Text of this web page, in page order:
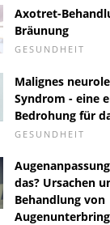
Axotret-
Bräunung
GESUNDHEIT
Malignes
Syndrom - eine
Bedrohung für
GESUNDHEIT
das? Ursachen
Behandlung von